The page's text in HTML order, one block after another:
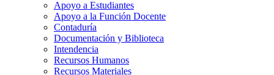
Apoyo a Estudiantes
Apoyo a la Función Docente
Contaduría
Documentación y Biblioteca
Intendencia
Recursos Humanos
Recursos Materiales